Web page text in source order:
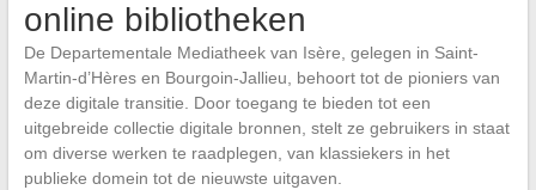
online bibliotheken
De Departementale Mediatheek van Isère, gelegen in Saint-
Martin-d’Hères en Bourgoin-Jallieu, behoort tot de pioniers van
deze digitale transitie. Door toegang te bieden tot een
uitgebreide collectie digitale bronnen, stelt ze gebruikers in staat
om diverse werken te raadplegen, van klassiekers in het
publieke domein tot de nieuwste uitgaven.